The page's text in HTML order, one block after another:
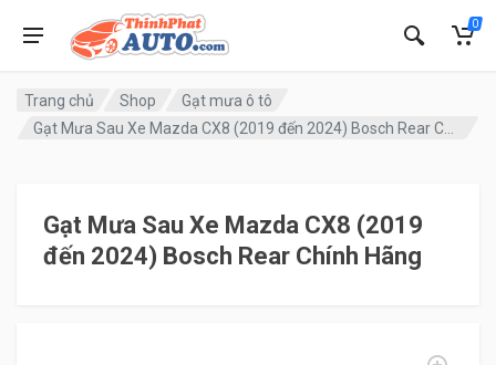
0
Trang chủ Shop
Gạt mưa ô tô
Gạt Mưa Sau Xe Mazda CX8 (2019
đến 2024) Bosch Rear Chính Hãng